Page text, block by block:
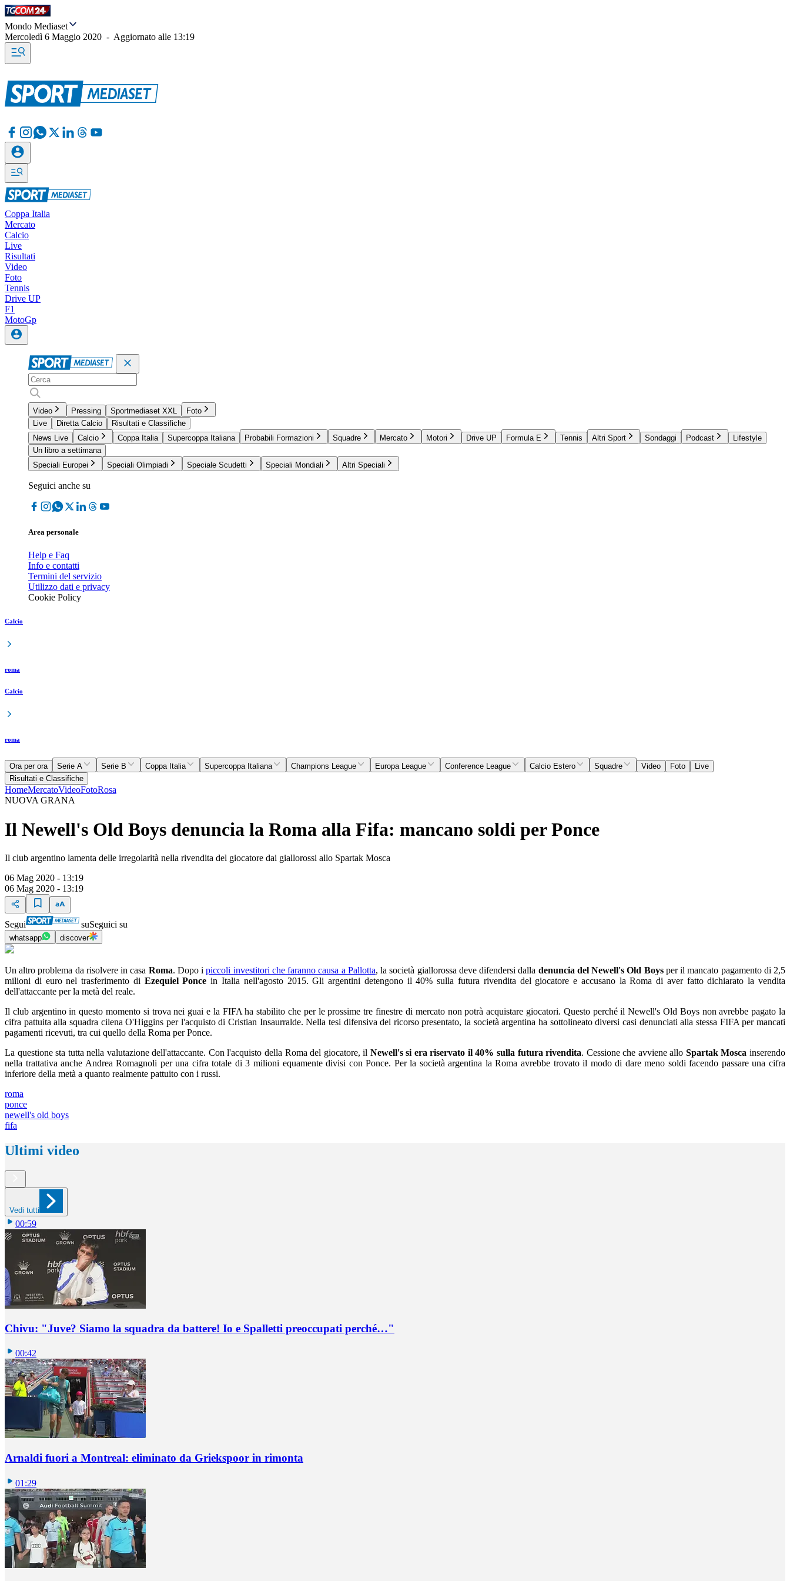
Mondo Mediaset
Mercoledì 6 Maggio 2020 - Aggiornato alle 13:19
Coppa Italia
Mercato
Calcio
Live
Risultati
Video
Foto
Tennis
Drive UP
F1
MotoGp
Video Pressing Sportmediaset XXL
Foto
Live
Diretta Calcio
Risultati e Classifiche
News Live
Calcio Coppa Italia Supercoppa Italiana Probabili Formazioni Squadre Mercato Motori Drive UP Formula E Tennis Altri Sport Sondaggi Podcast
Lifestyle
Un libro a settimana
Speciali Europei
Speciali Olimpiadi Speciale Scudetti Speciali Mondiali Altri Speciali
Seguici anche su
Area personale
Help e Faq
Info e contatti
Termini del servizio
Utilizzo dati e privacy
Cookie Policy
Calcio
roma
Calcio
roma
Ora per ora Serie A Serie B Coppa Italia Supercoppa Italiana Champions League Europa League Conference League Calcio Estero Squadre Video Foto
Live
Risultati e Classifiche
HomeMercatoVideoFotoRosa
NUOVA GRANA
Il Newell's Old Boys denuncia la Roma alla Fifa: mancano soldi per Ponce
Il club argentino lamenta delle irregolarità nella rivendita del giocatore dai giallorossi allo Spartak Mosca
06 Mag 2020 - 13:19
06 Mag 2020 - 13:19
Segui suSeguici su
whatsapp discover
Un altro problema da risolvere in casa Roma. Dopo ipiccoli investitori che faranno causa a Pallotta, la società giallorossa deve difendersi dalla denuncia del Newell's Old Boysper il mancato pagamento di 2,5
milioni di euro nel trasferimento di Ezequiel Ponce in Italia nell'agosto 2015. Gli argentini detengono il 40% sulla futura rivendita del giocatore e accusano la Roma di aver fatto dichiarato la vendita
dell'attaccante per la metà del reale.
Il club argentino in questo momento si trova nei guai e la FIFA ha stabilito che per le prossime tre finestre di mercato non potrà acquistare giocatori. Questo perché il Newell's Old Boys non avrebbe pagato la
cifra pattuita alla squadra cilena O'Higgins per l'acquisto di Cristian Insaurralde. Nella tesi difensiva del ricorso presentato, la società argentina ha sottolineato diversi casi denunciati alla stessa FIFA per mancati
pagamenti ricevuti, tra cui quello della Roma per Ponce.
La questione sta tutta nella valutazione dell'attaccante. Con l'acquisto della Roma del giocatore, il Newell's si era riservato il 40% sulla futura rivendita. Cessione che avviene allo Spartak Mosca inserendo
nella trattativa anche Andrea Romagnoli per una cifra totale di 3 milioni equamente divisi con Ponce. Per la società argentina la Roma avrebbe trovato il modo di dare meno soldi facendo passare una cifra
inferiore della metà a quanto realmente pattuito con i russi.
roma
ponce
newell's old boys
fifa
Ultimi video
Vedi tutti
00:59
Chivu: "Juve? Siamo la squadra da battere! Io e Spalletti preoccupati perché…"
00:42
Arnaldi fuori a Montreal: eliminato da Griekspoor in rimonta
01:29